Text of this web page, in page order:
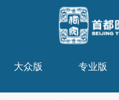
大众版 专业版